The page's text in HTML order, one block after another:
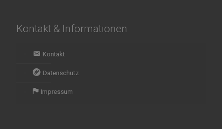
Kontakt & Informationen
Kontakt
Datenschutz
Impressum